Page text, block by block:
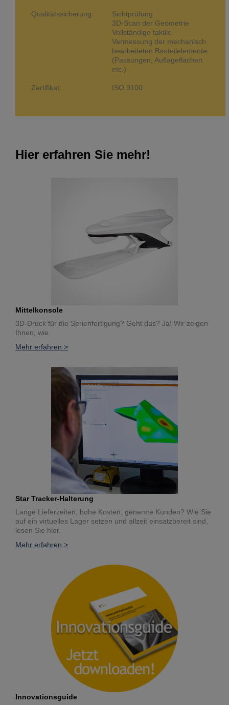
Qualitätssicherung:
Sichtprüfung
3D-Scan der Geometrie
Vollständige taktile
Vermessung der mechanisch
bearbeiteten Bauteilelemente
(Passungen, Auflageflächen
etc.)
Zertifikat: ISO 9100
Hier erfahren Sie mehr!
Mittelkonsole
3D-Druck für die Serienfertigung? Geht das? Ja! Wir zeigen
Ihnen, wie.
Mehr erfahren >
Star Tracker-Halterung
Lange Lieferzeiten, hohe Kosten, genervte Kunden? Wie Sie
auf ein virtuelles Lager setzen und allzeit einsatzbereit sind,
lesen Sie hier.
Mehr erfahren >
Innovationsguide